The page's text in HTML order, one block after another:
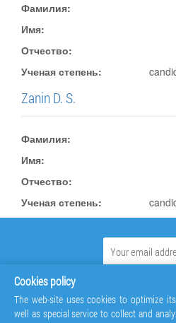
Фамилия:
Имя:
Отчество:
Ученая степень:
Zanin D. S.
Фамилия:
Имя:
Отчество:
Ученая степень:
Cookies policy
The web-site uses cookies to optimize
well as special service to collect and